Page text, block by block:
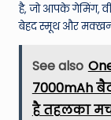
है, जो आपके गेमिंग,
बेहद स्मूथ और मक्खन
See also
7000mAh
है तहलका